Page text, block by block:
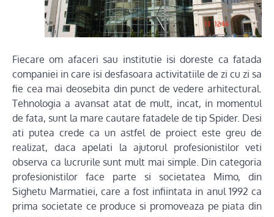
Fiecare om afaceri sau institutie isi doreste ca fatada
companiei in care isi desfasoara activitatiile de zi cu zi sa
fie cea mai deosebita din punct de vedere arhitectural.
Tehnologia a avansat atat de mult, incat, in momentul
de fata, sunt la mare cautare fatadele de tip Spider. Desi
ati putea crede ca un astfel de proiect este greu de
realizat, daca apelati la ajutorul profesionistilor veti
observa ca lucrurile sunt mult mai simple. Din categoria
profesionistilor face parte si societatea Mimo, din
Sighetu Marmatiei, care a fost infiintata in anul 1992 ca
prima societate ce produce si promoveaza pe piata din